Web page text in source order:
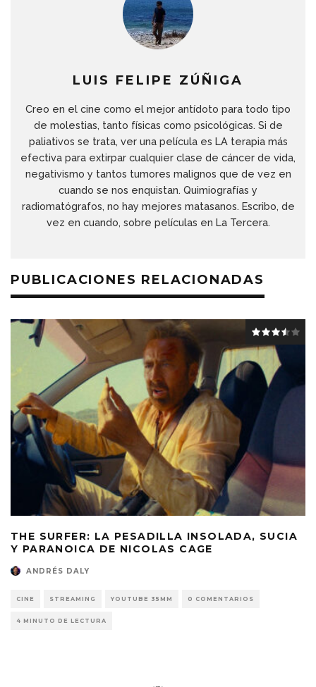
LUIS FELIPE ZÚÑIGA
Creo en el cine como el mejor antídoto para todo tipo
de molestias, tanto físicas como psicológicas. Si de
paliativos se trata, ver una película es LA terapia más
efectiva para extirpar cualquier clase de cáncer de vida,
negativismo y tantos tumores malignos que de vez en
cuando se nos enquistan. Quimiografías y
radiomatógrafos, no hay mejores matasanos. Escribo, de
vez en cuando, sobre películas en La Tercera.
PUBLICACIONES RELACIONADAS
THE SURFER: LA PESADILLA INSOLADA, SUCIA
Y PARANOICA DE NICOLAS CAGE
ANDRÉS DALY
CINE STREAMING YOUTUBE 35MM 0 COMENTARIOS
4 MINUTO DE LECTURA